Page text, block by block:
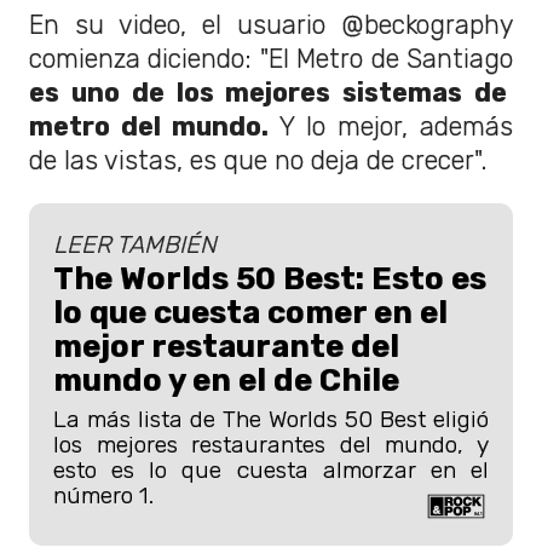
En su video, el usuario @beckography
comienza diciendo: "El Metro de Santiago
es uno de los mejores sistemas de
metro del mundo. Y lo mejor, además
de las vistas, es que no deja de crecer".
LEER TAMBIÉN
The Worlds 50 Best: Esto es
lo que cuesta comer en el
mejor restaurante del
mundo y en el de Chile
La más lista de The Worlds 50 Best eligió
los mejores restaurantes del mundo, y
esto es lo que cuesta almorzar en el
número 1.